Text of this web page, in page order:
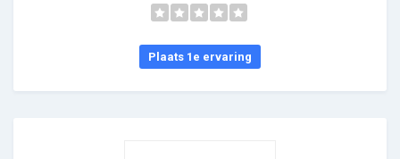
Plaats 1e ervaring